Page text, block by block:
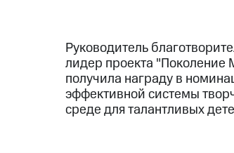
Руководитель
лидер проекта
получила награду в
эффективной системы
среде для талантливых